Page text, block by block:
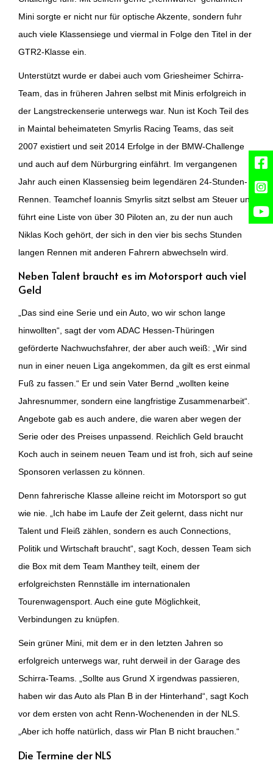
Mini sorgte er nicht nur für optische Akzente, sondern fuhr
auch viele Klassensiege und viermal in Folge den Titel in der
GTR2-Klasse ein.
Unterstützt wurde er dabei auch vom Griesheimer Schirra-
Team, das in früheren Jahren selbst mit Minis erfolgreich in
der Langstreckenserie unterwegs war. Nun ist Koch Teil des
in Maintal beheimateten Smyrlis Racing Teams, das seit
2007 existiert und seit 2014 Erfolge in der BMW-Challenge
und auch auf dem Nürburgring einfährt. Im vergangenen
Jahr auch einen Klassensieg beim legendären 24-Stunden-
Rennen. Teamchef Ioannis Smyrlis sitzt selbst am Steuer und
führt eine Liste von über 30 Piloten an, zu der nun auch
Niklas Koch gehört, der sich in den vier bis sechs Stunden
langen Rennen mit anderen Fahrern abwechseln wird.
Neben Talent braucht es im Motorsport auch viel
Geld
„Das sind eine Serie und ein Auto, wo wir schon lange
hinwollten“, sagt der vom ADAC Hessen-Thüringen
geförderte Nachwuchsfahrer, der aber auch weiß: „Wir sind
nun in einer neuen Liga angekommen, da gilt es erst einmal
Fuß zu fassen.“ Er und sein Vater Bernd „wollten keine
Jahresnummer, sondern eine langfristige Zusammenarbeit“.
Angebote gab es auch andere, die waren aber wegen der
Serie oder des Preises unpassend. Reichlich Geld braucht
Koch auch in seinem neuen Team und ist froh, sich auf seine
Sponsoren verlassen zu können.
Denn fahrerische Klasse alleine reicht im Motorsport so gut
wie nie. „Ich habe im Laufe der Zeit gelernt, dass nicht nur
Talent und Fleiß zählen, sondern es auch Connections,
Politik und Wirtschaft braucht“, sagt Koch, dessen Team sich
die Box mit dem Team Manthey teilt, einem der
erfolgreichsten Rennställe im internationalen
Tourenwagensport. Auch eine gute Möglichkeit,
Verbindungen zu knüpfen.
Sein grüner Mini, mit dem er in den letzten Jahren so
erfolgreich unterwegs war, ruht derweil in der Garage des
Schirra-Teams. „Sollte aus Grund X irgendwas passieren,
haben wir das Auto als Plan B in der Hinterhand“, sagt Koch
vor dem ersten von acht Renn-Wochenenden in der NLS.
„Aber ich hoffe natürlich, dass wir Plan B nicht brauchen.“
Die Termine der NLS